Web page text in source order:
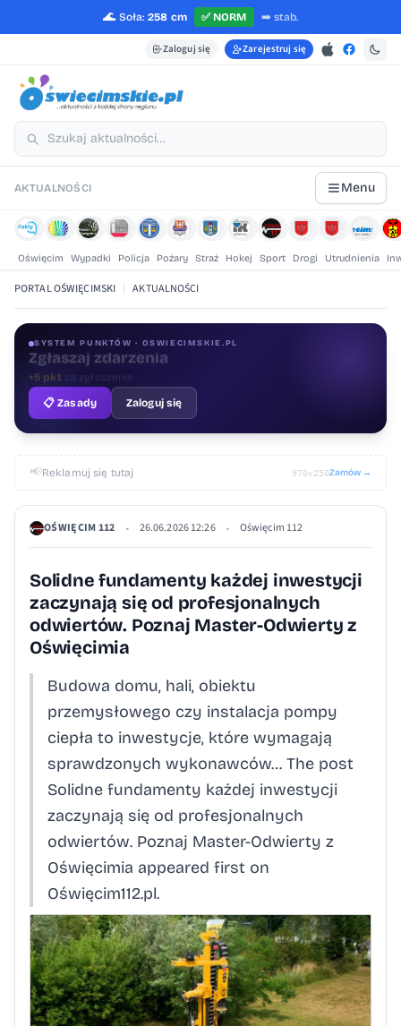
🌊 Soła: 258 cm ✅NORM ➡️ stab.
Zaloguj się Zarejestruj się
AKTUALNOŚCI Menu
Oświęcim Wypadki Policja Pożary Straż Hokej Sport Drogi Utrudnienia
PORTAL OŚWIĘCIMSKI | AKTUALNOŚCI
SYSTEM PUNKTÓW · OSWIECIMSKIE.PL
Oceniaj treści
+1 pktza ocenę
📋 Zasady
Zaloguj się
📢Reklamuj się tutaj 970×250Zamów →
OŚWIĘCIM 112 • 26.06.2026 12:26 • Oświęcim 112
Solidne fundamenty każdej inwestycji
zaczynają się od profesjonalnych
odwiertów. Poznaj Master-Odwierty z
Oświęcimia
Budowa domu, hali, obiektu
przemysłowego czy instalacja pompy
ciepła to inwestycje, które wymagają
sprawdzonych wykonawców… The post
Solidne fundamenty każdej inwestycji
zaczynają się od profesjonalnych
odwiertów. Poznaj Master-Odwierty z
Oświęcimia appeared first on
Oświęcim112.pl.